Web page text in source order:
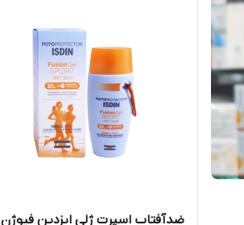
ضدآفتاب اسپرت ژلی ایزدین فیوژن